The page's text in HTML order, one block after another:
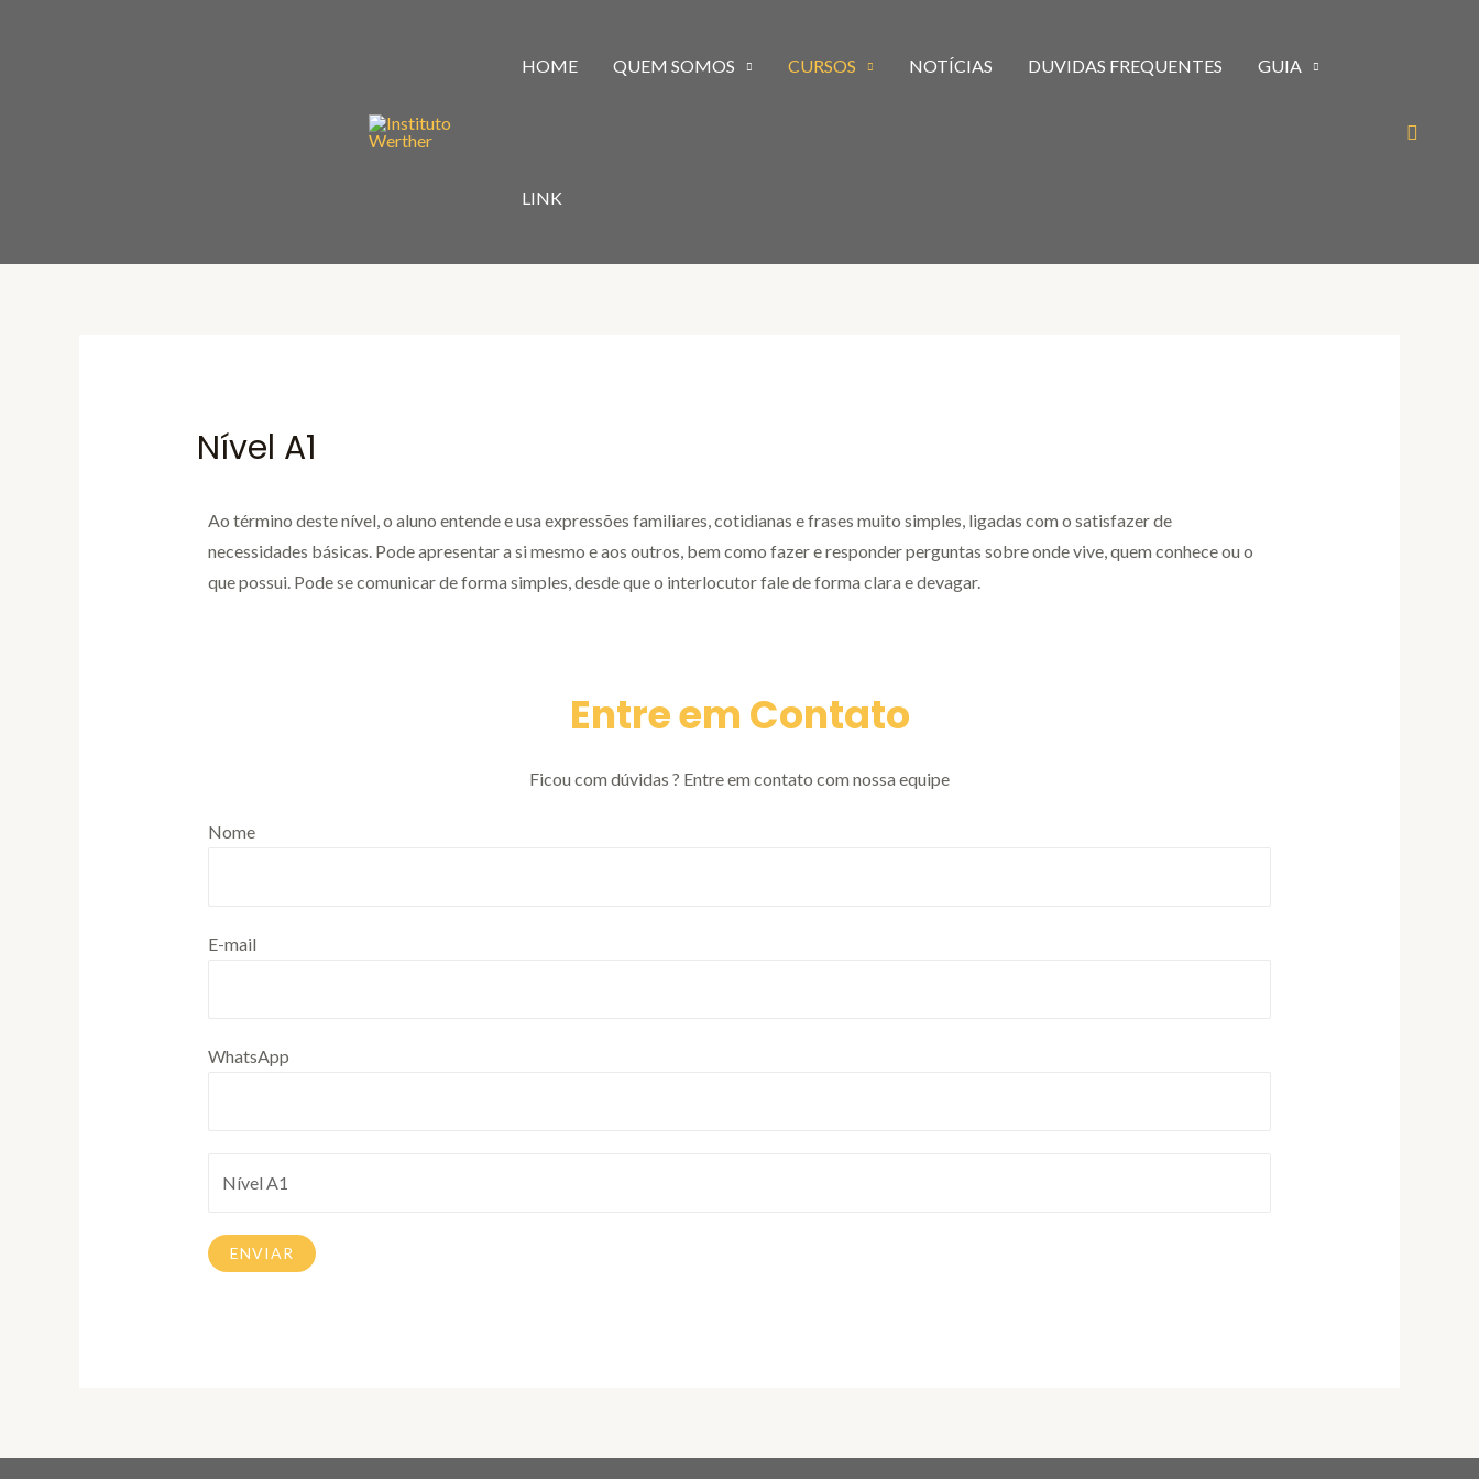
HOME QUEM SOMOS CURSOS NOTÍCIAS DUVIDAS FREQUENTES GUIA
LINK
Nível A1
Ao término deste nível, o aluno entende e usa expressões familiares, cotidianas e frases muito simples, ligadas com o satisfazer de
necessidades básicas. Pode apresentar a si mesmo e aos outros, bem como fazer e responder perguntas sobre onde vive, quem conhece ou o
que possui. Pode se comunicar de forma simples, desde que o interlocutor fale de forma clara e devagar.
Entre em Contato
Ficou com dúvidas ? Entre em contato com nossa equipe
Nome
E-mail
WhatsApp